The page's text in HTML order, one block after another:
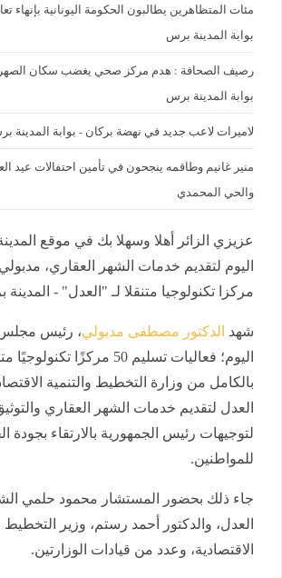
مئات المتظاهرين يطالبون الحكومة اليونانية بإنهاء
بوابة المدينة برس
رصيف الصحافة : هدم مركز صحي يغضب سكان
بوابة المدينة برس
لاميرات لاعب جديد في نهضة بركان - بوابة المدينة
منير غانيم وطاقمه ينجحون في تأمين احتفالات عيد
والحي المحمدي
عزيزي الزائر أهلا وسهلا بك في موقع
مركزا تكنولوجيا متنقلا لـ "العدل" -
شهد الدكتور مصطفى مدبولي، رئيس مجلس
اليوم؛ فعاليات تسليم 50 مركزًا
بالكامل من وزارة التخطيط والتنمية
العدل لتقديم خدمات الشهر العقاري
لتوجيهات رئيس الجمهورية بالارتقاء بجودة
للمواطنين.
جاء ذلك بحضور المستشار محمود حلمي
العدل، والدكتور أحمد رستم، وزير التخطيط
الاقتصادية، وعدد من قيادات الوزارتين.